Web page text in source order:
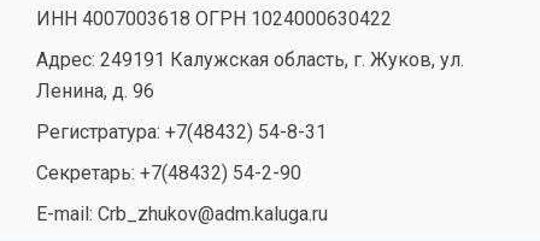
ИНН 4007003618 ОГРН 1024000630422
Адрес: 249191 Калужская область, г. Жуков, ул.
Ленина, д. 96
Регистратура: +7(48432) 54-8-31
Секретарь: +7(48432) 54-2-90
E-mail: Crb_zhukov@adm.kaluga.ru